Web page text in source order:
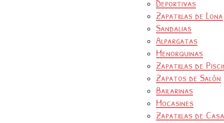
Deportivas
Zapatillas de Lona
Sandalias
Alpargatas
Menorquinas
Zapatillas de
Zapatos de Salón
Bailarinas
Mocasines
Zapatillas de Casa